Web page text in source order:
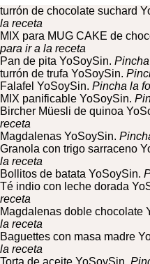
n
t
a
r
i
o
s
turrón de chocolate suchard
la receta
MIX para MUG CAKE de
para ir a la receta
Pan de pita YoSoySin.
turrón de trufa YoSoySin.
Falafel YoSoySin. Pincha la
MIX panificable YoSoySin.
Bircher Müesli de quinoa
receta
Magdalenas YoSoySin.
Granola con trigo sarraceno
la receta
Bollitos de batata YoSoySin.
Té indio con leche dorada
receta
Magdalenas doble chocolate
la receta
Baguettes con masa madre
la receta
Torta de aceite YoSoySin.